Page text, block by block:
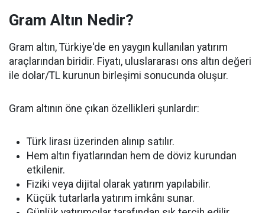
Gram Altın Nedir?
Gram altın, Türkiye'de en yaygın kullanılan yatırım
araçlarından biridir. Fiyatı, uluslararası ons altın değeri
ile dolar/TL kurunun birleşimi sonucunda oluşur.
Gram altının öne çıkan özellikleri şunlardır:
Türk lirası üzerinden alınıp satılır.
Hem altın fiyatlarından hem de döviz kurundan
etkilenir.
Fiziki veya dijital olarak yatırım yapılabilir.
Küçük tutarlarla yatırım imkânı sunar.